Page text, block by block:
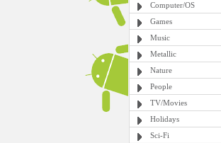
Computer/OS
Games
Music
Metallic
Nature
People
TV/Movies
Holidays
Sci-Fi